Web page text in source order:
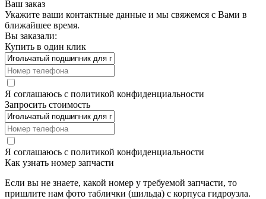
Ваш заказ
Укажите ваши контактные данные и мы свяжемся с Вами в
ближайшее время.
Вы заказали:
Купить в один клик
Я соглашаюсь с политикой конфиденциальности
Запросить стоимость
Я соглашаюсь с политикой конфиденциальности
Как узнать номер запчасти
Если вы не знаете, какой номер у требуемой запчасти, то
пришлите нам фото таблички (шильда) с корпуса гидроузла.